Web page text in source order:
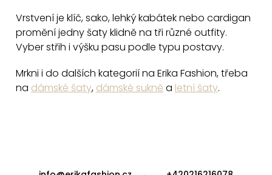
Vrstvení je klíč, sako, lehký kabátek nebo cardigan
promění jedny šaty klidně na tři různé outfity.
Vyber střih i výšku pasu podle typu postavy.
Mrkni i do dalších kategorií na Erika Fashion, třeba
na dámské šaty, dámské sukně a letní šaty.